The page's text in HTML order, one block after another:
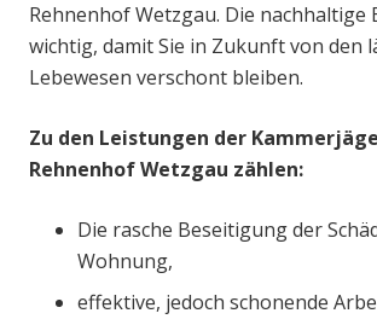
Rehnenhof Wetzgau. Die nachhaltige
wichtig, damit Sie in Zukunft von den
Lebewesen verschont bleiben.
Zu den Leistungen der
Rehnenhof Wetzgau zählen:
Die rasche Beseitigung der
Wohnung,
effektive, jedoch schonende